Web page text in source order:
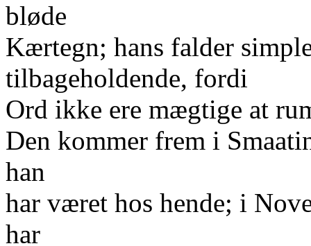
bløde
Kærtegn; hans falder
tilbageholdende, fordi
Ord ikke ere mægtige at
Den kommer frem i
han
har været hos hende; i
har